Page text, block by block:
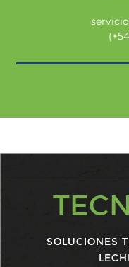
SOLUCIONES